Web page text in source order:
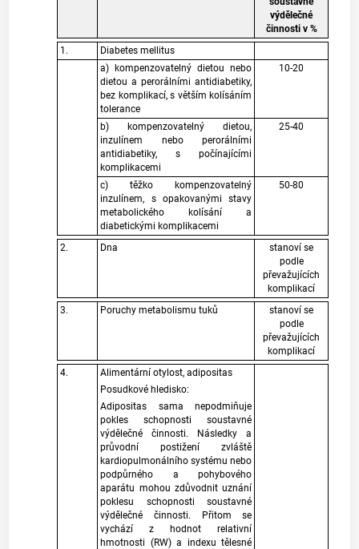
výdělečné
činnosti v %
1.
Diabetes mellitus
a) kompenzovatelný dietou nebo
dietou a perorálními antidiabetiky,
bez komplikací, s větším kolísáním
tolerance
10-20
b) kompenzovatelný dietou,
inzulínem nebo perorálními
antidiabetiky, s počínajícími
komplikacemi
25-40
c) těžko kompenzovatelný
inzulínem, s opakovanými stavy
metabolického kolísání a
diabetickými komplikacemi
50-80
2. Dna
stanoví se
podle
převažujících
komplikací
3.
Poruchy metabolismu tuků
stanoví se
podle
převažujících
komplikací
4.
Alimentární otylost, adipositas
Posudkové hledisko:
Adipositas sama nepodmiňuje
pokles schopnosti soustavné
výdělečné činnosti. Následky a
průvodní postižení zvláště
kardiopulmonálního systému nebo
podpůrného a pohybového
aparátu mohou zdůvodnit uznání
poklesu schopnosti soustavné
výdělečné činnosti. Přitom se
vychází z hodnot relativní
hmotnosti (RW) a indexu tělesné